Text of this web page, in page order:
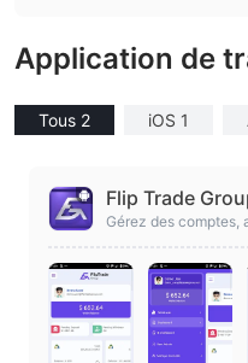
Application de
Tous 2 iOS 1
Flip Trade
Gérez des comptes,